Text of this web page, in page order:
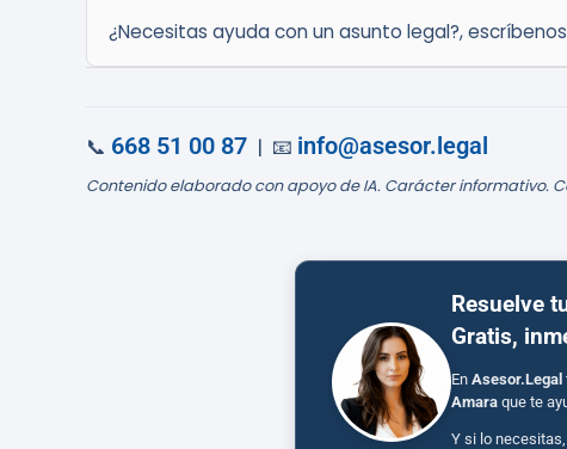
¿Necesitas ayuda con un asunto legal?,
📞 668 51 00 87 | 📧 info@asesor.legal
Contenido elaborado con apoyo de IA. Carácter informativo.
Resuelve
Gratis,
En Asesor.Legal
Amara que te
Y si lo